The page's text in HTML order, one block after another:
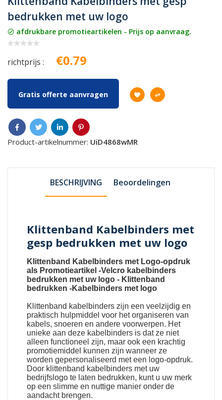
bedrukken met uw logo
afdrukbare promotieartikelen - Prijs op aanvraag.
richtprijs : €0.79
Gratis offerte aanvragen
Product-artikelnummer: UiD4868wMR
BESCHRIJVING Beoordelingen
Klittenband Kabelbinders met
gesp bedrukken met uw logo
Klittenband Kabelbinders met Logo-opdruk
als Promotieartikel -Velcro kabelbinders
bedrukken met uw logo - Klittenband
bedrukken -Kabelbinders met logo
Klittenband kabelbinders zijn een veelzijdig en
praktisch hulpmiddel voor het organiseren van
kabels, snoeren en andere voorwerpen. Het
unieke aan deze kabelbinders is dat ze niet
alleen functioneel zijn, maar ook een krachtig
promotiemiddel kunnen zijn wanneer ze
worden gepersonaliseerd met een logo-opdruk.
Door klittenband kabelbinders met uw
bedrijfslogo te laten bedrukken, kunt u uw merk
op een slimme en nuttige manier onder de
aandacht brengen.